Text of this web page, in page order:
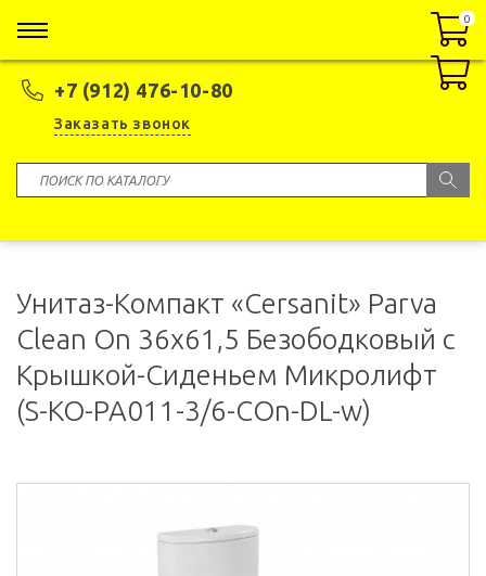
+7 (912) 476-10-80
Заказать звонок
0
0
Унитаз-Компакт «Cersanit» Parva
Clean On 36x61,5 Безободковый с
Крышкой-Сиденьем Микролифт
(S-KO-PA011-3/6-COn-DL-w)